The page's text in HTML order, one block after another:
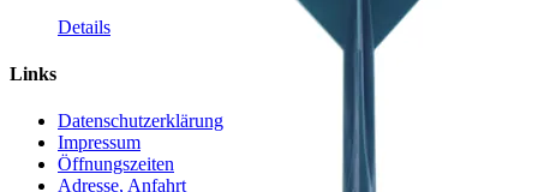
Dieses
Varianten
auf.
Die
Optionen
Details
Links
Datenschutzerklärung
Impressum
Öffnungszeiten
Adresse, Anfahrt